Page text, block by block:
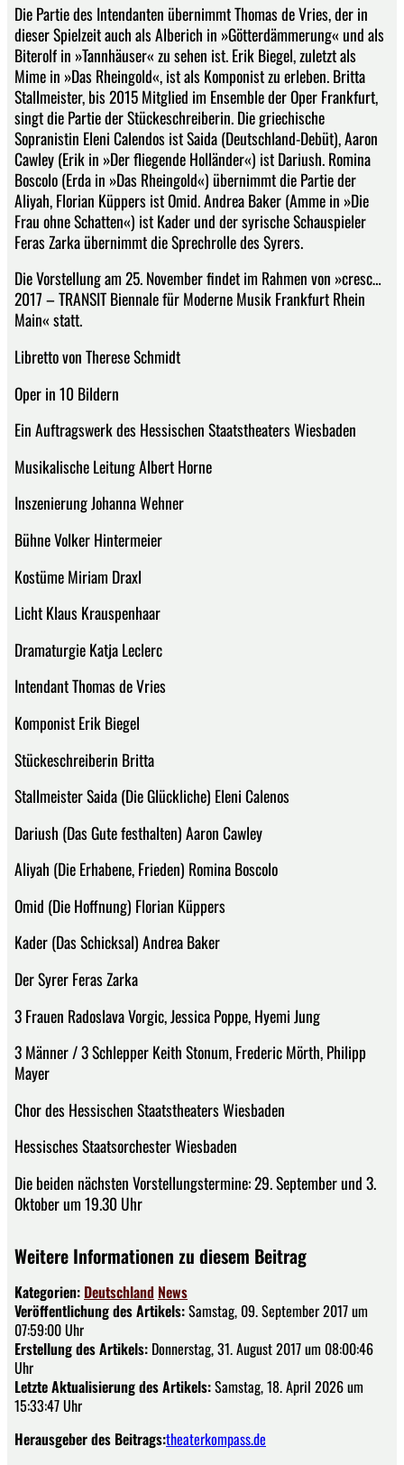
Die Partie des Intendanten übernimmt Thomas de Vries, der in
dieser Spielzeit auch als Alberich in »Götterdämmerung« und als
Biterolf in »Tannhäuser« zu sehen ist. Erik Biegel, zuletzt als
Mime in »Das Rheingold«, ist als Komponist zu erleben. Britta
Stallmeister, bis 2015 Mitglied im Ensemble der Oper Frankfurt,
singt die Partie der Stückeschreiberin. Die griechische
Sopranistin Eleni Calendos ist Saida (Deutschland-Debüt), Aaron
Cawley (Erik in »Der fliegende Holländer«) ist Dariush. Romina
Boscolo (Erda in »Das Rheingold«) übernimmt die Partie der
Aliyah, Florian Küppers ist Omid. Andrea Baker (Amme in »Die
Frau ohne Schatten«) ist Kader und der syrische Schauspieler
Feras Zarka übernimmt die Sprechrolle des Syrers.
Die Vorstellung am 25. November findet im Rahmen von »cresc…
2017 – TRANSIT Biennale für Moderne Musik Frankfurt Rhein
Main« statt.
Libretto von Therese Schmidt
Oper in 10 Bildern
Ein Auftragswerk des Hessischen Staatstheaters Wiesbaden
Musikalische Leitung Albert Horne
Inszenierung Johanna Wehner
Bühne Volker Hintermeier
Kostüme Miriam Draxl
Licht Klaus Krauspenhaar
Dramaturgie Katja Leclerc
Intendant Thomas de Vries
Komponist Erik Biegel
Stückeschreiberin Britta
Stallmeister Saida (Die Glückliche) Eleni Calenos
Dariush (Das Gute festhalten) Aaron Cawley
Aliyah (Die Erhabene, Frieden) Romina Boscolo
Omid (Die Hoffnung) Florian Küppers
Kader (Das Schicksal) Andrea Baker
Der Syrer Feras Zarka
3 Frauen Radoslava Vorgic, Jessica Poppe, Hyemi Jung
3 Männer / 3 Schlepper Keith Stonum, Frederic Mörth, Philipp
Mayer
Chor des Hessischen Staatstheaters Wiesbaden
Hessisches Staatsorchester Wiesbaden
Die beiden nächsten Vorstellungstermine: 29. September und 3.
Oktober um 19.30 Uhr
Weitere Informationen zu diesem Beitrag
Kategorien: Deutschland News
Veröffentlichung des Artikels:Samstag, 09. September 2017 um
07:59:00 Uhr
Erstellung des Artikels: Donnerstag, 31. August 2017 um 08:00:46
Uhr
Letzte Aktualisierung des Artikels:Samstag, 18. April 2026 um
15:33:47 Uhr
Herausgeber des Beitrags:theaterkompass.de